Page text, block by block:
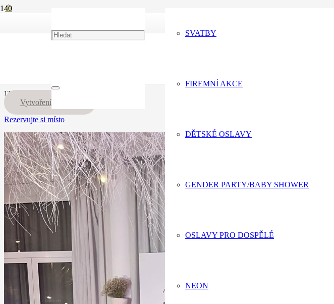
info@eventdecor.cz SVATBY
FIREMNÍ AKCE
DĚTSKÉ OSLAVY
GENDER PARTY/BABY SHOWER
OSLAVY PRO DOSPĚLÉ
NEON
13.12.23
Vytvoření trasy
Rezervujte si místo